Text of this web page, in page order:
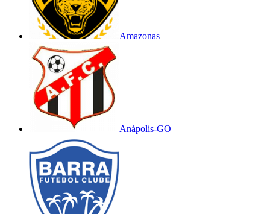
Amazonas
Anápolis-GO